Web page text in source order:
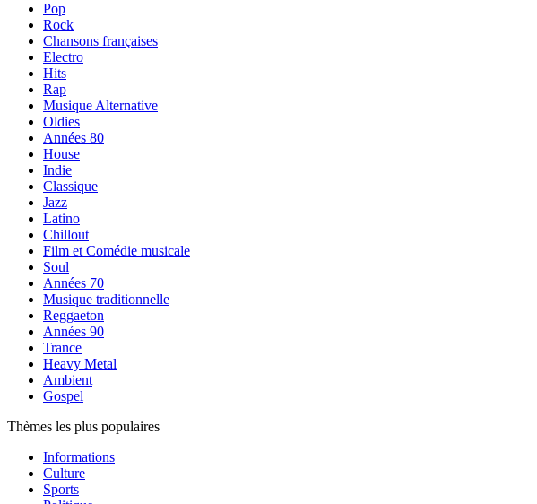
Pop
Rock
Chansons françaises
Electro
Hits
Rap
Musique Alternative
Oldies
Années 80
House
Indie
Classique
Jazz
Latino
Chillout
Film et Comédie musicale
Soul
Années 70
Musique traditionnelle
Reggaeton
Années 90
Trance
Heavy Metal
Ambient
Gospel
Thèmes les plus populaires
Informations
Culture
Sports